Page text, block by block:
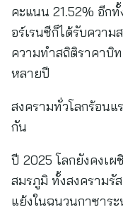
คะแนน 21.52% อีก
อร์เรนซีก็ได้รับความ
ความทำสถิติราคาบิ
หลายปี
สงครามทั่วโลกร้อน
กัน
ปี 2025 โลกยังคงเ
สมรภูมิ ทั้งสงครามรั
แย้งในฉนวนกาซาระ